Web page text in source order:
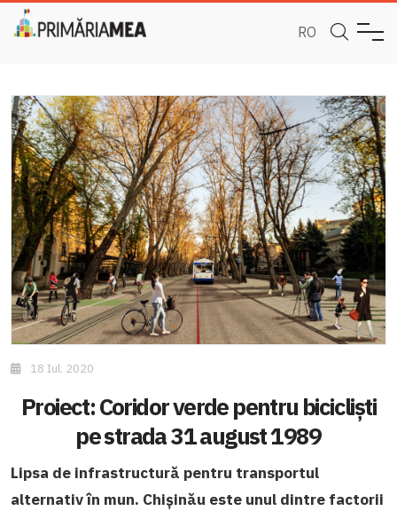
RO
18 Iul. 2020
Proiect: Coridor verde pentru bicicliști
pe strada 31 august 1989
Lipsa de infrastructură pentru transportul
alternativ în mun. Chișinău este unul dintre factorii